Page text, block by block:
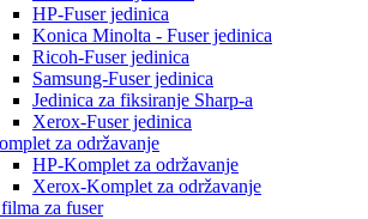
HP-Fuser jedinica
Konica Minolta - Fuser jedinica
Ricoh-Fuser jedinica
Samsung-Fuser jedinica
Jedinica za fiksiranje Sharp-a
Xerox-Fuser jedinica
za održavanje
HP-Komplet za održavanje
Xerox-Komplet za održavanje
za fuser